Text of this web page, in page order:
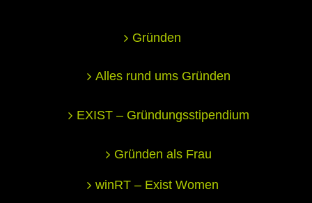
Gründen
Alles rund ums Gründen
EXIST – Gründungsstipendium
Gründen als Frau
winRT – Exist Women